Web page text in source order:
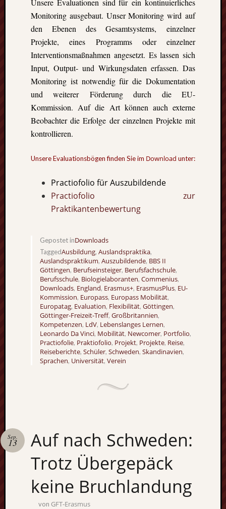
Unsere Evaluationen sind für ein kontinuierliches
Monitoring ausgebaut. Unser Monitoring wird auf
den Ebenen des Gesamtsystems, einzelner
Projekte, eines Programms oder einzelner
Interventionsmaßnahmen angesetzt. Es lassen sich
Input, Output- und Wirkungsdaten erfassen. Das
Monitoring ist notwendig für die Dokumentation
und weiterer Förderung durch die EU-
Kommission. Auf die Art können auch externe
Beobachter die Erfolge der einzelnen Projekte mit
kontrollieren.
Unsere Evaluationsbögen finden Sie im Download unter:
Practiofolio für Auszubildende
Practiofolio zur
Praktikantenbewertung
Gepostet inDownloads
TaggedAusbildung, Auslandspraktika,
Auslandspraktikum, Auszubildende, BBS II
Göttingen, Berufseinsteiger, Berufsfachschule,
Berufsschule, Biologielaboranten, Commenius,
Downloads, England, Erasmus+, ErasmusPlus, EU-
Kommission, Europass, Europass Mobilität,
Europatag, Evaluation, Flexibilität, Göttingen,
Göttinger-Freizeit-Treff, Großbritannien,
Kompetenzen, LdV, Lebenslanges Lernen,
Leonardo Da Vinci, Mobilität, Newcomer, Portfolio,
Practiofolie, Praktiofolio, Projekt, Projekte, Reise,
Reiseberichte, Schüler, Schweden, Skandinavien,
Sprachen, Universität, Verein
Auf nach Schweden:
Trotz Übergepäck
keine Bruchlandung
Sep.
13
von GFT-Erasmus